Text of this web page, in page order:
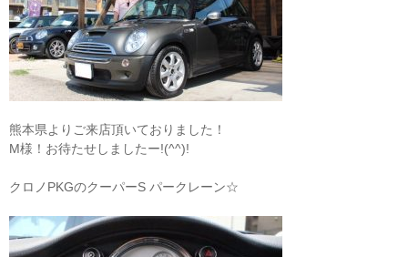
熊本県よりご来店頂いておりました！
M様！お待たせしましたー!(^^)!
クロノPKGのクーパーS パークレーン☆